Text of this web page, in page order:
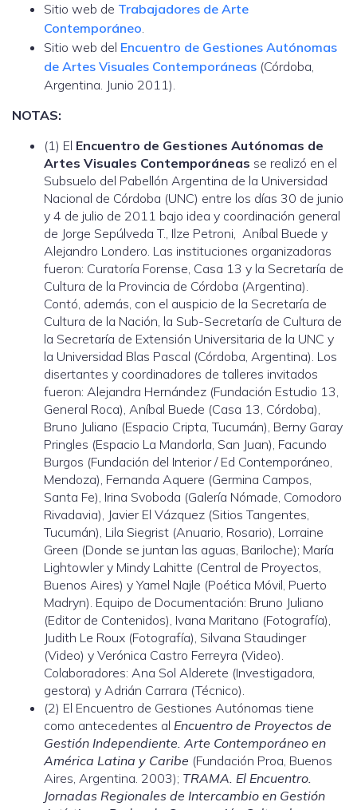
Sitio web de Trabajadores de Arte
Contemporáneo.
Sitio web del Encuentro de Gestiones Autónomas
de Artes Visuales Contemporáneas (Córdoba,
Argentina. Junio 2011).
NOTAS:
(1) El Encuentro de Gestiones Autónomas de
Artes Visuales Contemporáneas se realizó en el
Subsuelo del Pabellón Argentina de la Universidad
Nacional de Córdoba (UNC) entre los días 30 de junio
y 4 de julio de 2011 bajo idea y coordinación general
de Jorge Sepúlveda T., Ilze Petroni, Aníbal Buede y
Alejandro Londero. Las instituciones organizadoras
fueron: Curatoría Forense, Casa 13 y la Secretaría de
Cultura de la Provincia de Córdoba (Argentina).
Contó, además, con el auspicio de la Secretaría de
Cultura de la Nación, la Sub-Secretaría de Cultura de
la Secretaría de Extensión Universitaria de la UNC y
la Universidad Blas Pascal (Córdoba, Argentina). Los
disertantes y coordinadores de talleres invitados
fueron: Alejandra Hernández (Fundación Estudio 13,
General Roca), Aníbal Buede (Casa 13, Córdoba),
Bruno Juliano (Espacio Cripta, Tucumán), Berny Garay
Pringles (Espacio La Mandorla, San Juan), Facundo
Burgos (Fundación del Interior / Ed Contemporáneo,
Mendoza), Fernanda Aquere (Germina Campos,
Santa Fe), Irina Svoboda (Galería Nómade, Comodoro
Rivadavia), Javier El Vázquez (Sitios Tangentes,
Tucumán), Lila Siegrist (Anuario, Rosario), Lorraine
Green (Donde se juntan las aguas, Bariloche); María
Lightowler y Mindy Lahitte (Central de Proyectos,
Buenos Aires) y Yamel Najle (Poética Móvil, Puerto
Madryn). Equipo de Documentación: Bruno Juliano
(Editor de Contenidos), Ivana Maritano (Fotografía),
Judith Le Roux (Fotografía), Silvana Staudinger
(Video) y Verónica Castro Ferreyra (Video).
Colaboradores: Ana Sol Alderete (Investigadora,
gestora) y Adrián Carrara (Técnico).
(2) El Encuentro de Gestiones Autónomas tiene
como antecedentes al Encuentro de Proyectos de
Gestión Independiente. Arte Contemporáneo en
América Latina y Caribe (Fundación Proa, Buenos
Aires, Argentina. 2003); TRAMA. El Encuentro.
Jornadas Regionales de Intercambio en Gestión